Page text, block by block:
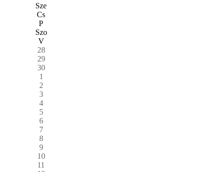
Sze
Cs
P
Szo
V
28
29
30
1
2
3
4
5
6
7
8
9
10
11